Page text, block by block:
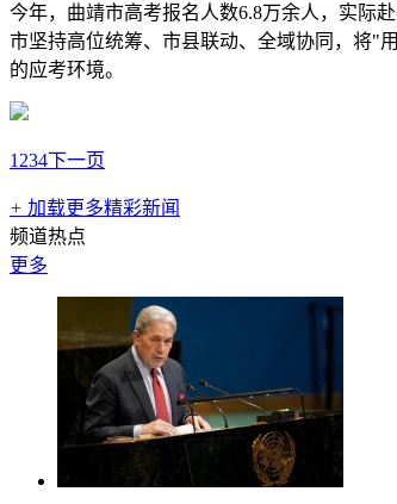
今年，曲靖市高考报名人数6.8万余人，实际
市坚持高位统筹、市县联动、全域协同，将"
的应考环境。
1 234下一页
+ 加载更多精彩新闻
频道热点
更多